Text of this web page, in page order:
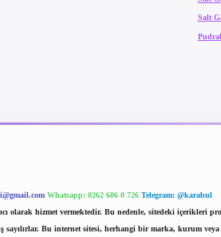
Salt
Whatsapp: 0262 606 0 726 Telegram: @karabul
olarak hizmet vermektedir. Bu nedenle, sitedeki içerikleri
Bu internet sitesi, herhangi bir marka, kurum veya